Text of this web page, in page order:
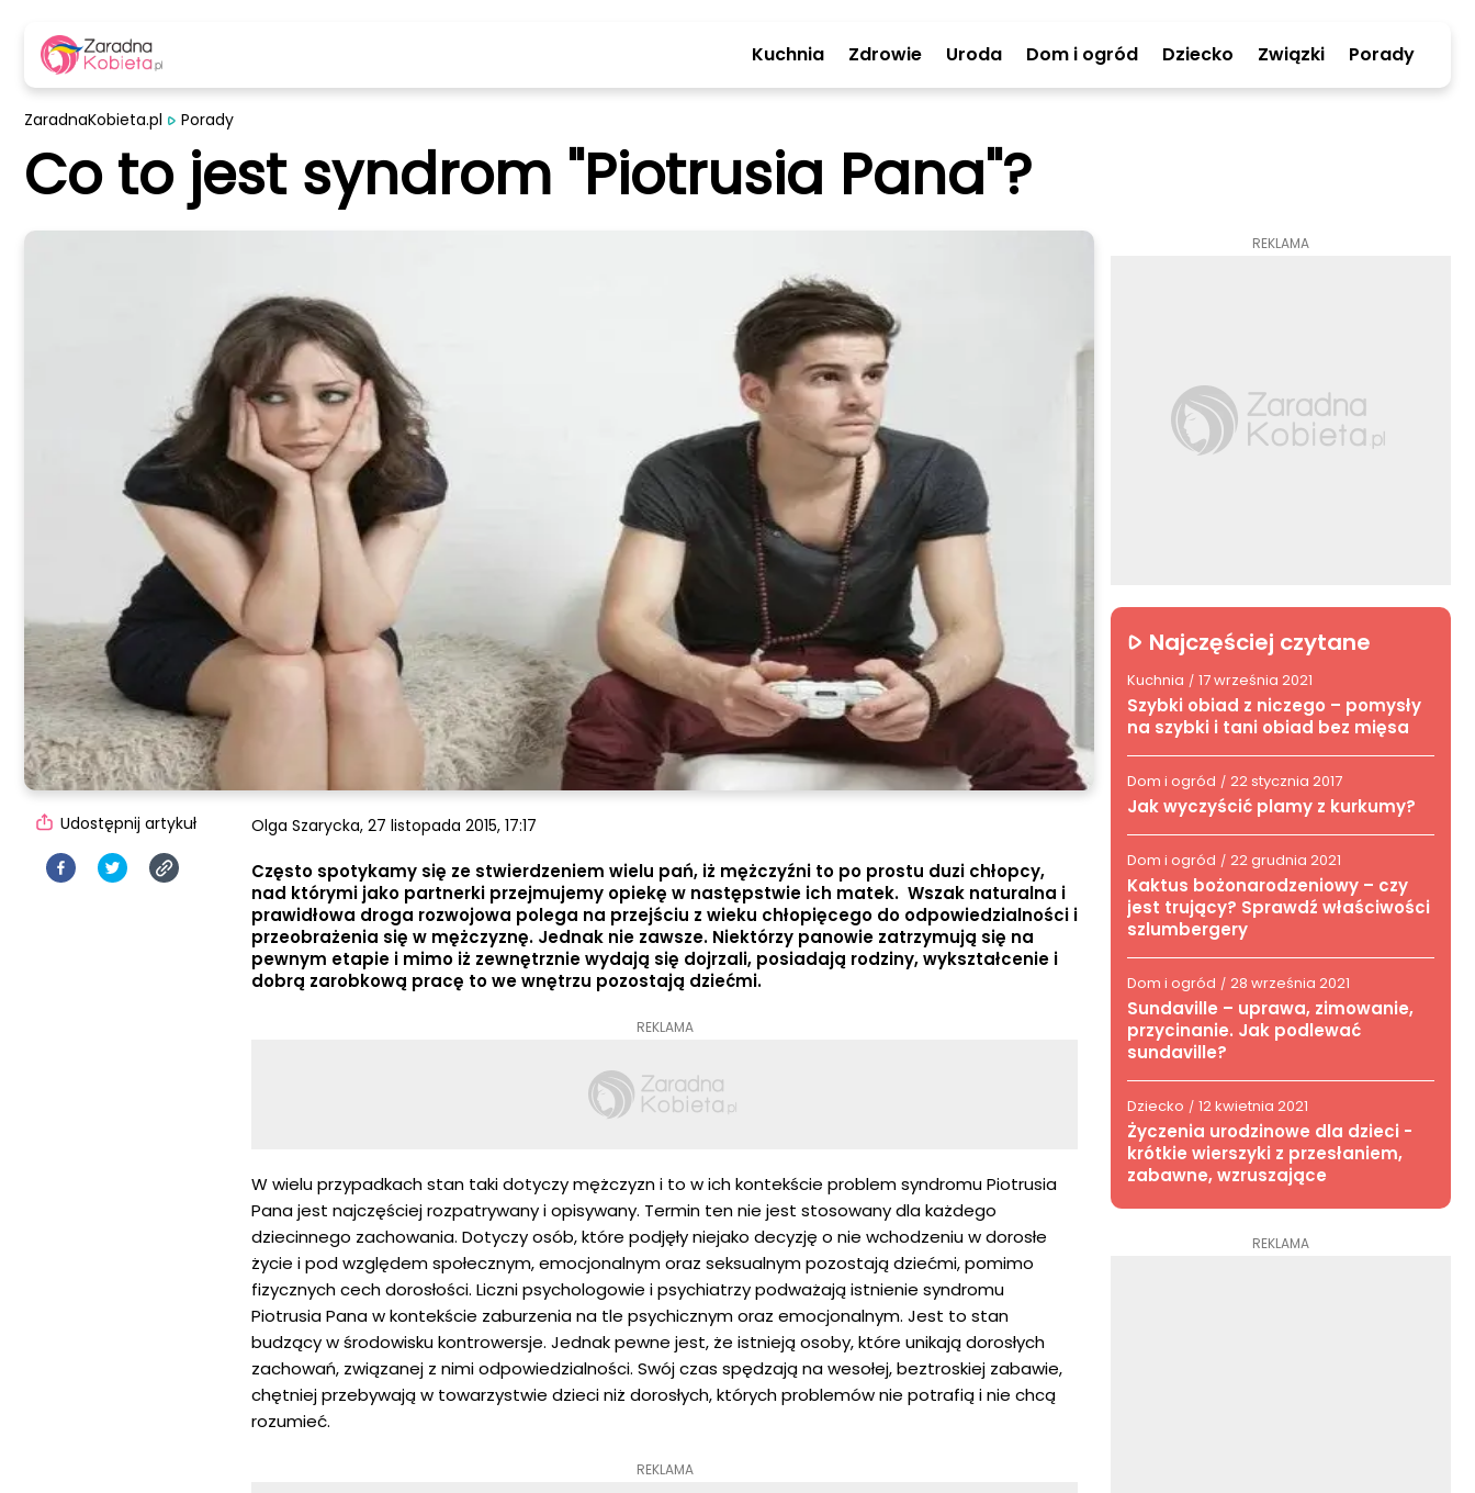
Kuchnia Zdrowie Uroda Dom i ogród Dziecko Związki Porady
ZaradnaKobieta.pl Porady
Co to jest syndrom "Piotrusia Pana"?
Olga Szarycka, 27 listopada 2015, 17:17
Często spotykamy się ze stwierdzeniem wielu pań, iż mężczyźni to po prostu duzi chłopcy,
nad którymi jako partnerki przejmujemy opiekę w następstwie ich matek. Wszak naturalna i
prawidłowa droga rozwojowa polega na przejściu z wieku chłopięcego do odpowiedzialności i
przeobrażenia się w mężczyznę. Jednak nie zawsze. Niektórzy panowie zatrzymują się na
pewnym etapie i mimo iż zewnętrznie wydają się dojrzali, posiadają rodziny, wykształcenie i
dobrą zarobkową pracę to we wnętrzu pozostają dziećmi.
REKLAMA
W wielu przypadkach stan taki dotyczy mężczyzn i to w ich kontekście problem syndromu Piotrusia
Pana jest najczęściej rozpatrywany i opisywany. Termin ten nie jest stosowany dla każdego
dziecinnego zachowania. Dotyczy osób, które podjęły niejako decyzję o nie wchodzeniu w dorosłe
życie i pod względem społecznym, emocjonalnym oraz seksualnym pozostają dziećmi, pomimo
fizycznych cech dorosłości. Liczni psychologowie i psychiatrzy podważają istnienie syndromu
Piotrusia Pana w kontekście zaburzenia na tle psychicznym oraz emocjonalnym. Jest to stan
budzący w środowisku kontrowersje. Jednak pewne jest, że istnieją osoby, które unikają dorosłych
zachowań, związanej z nimi odpowiedzialności. Swój czas spędzają na wesołej, beztroskiej zabawie,
chętniej przebywają w towarzystwie dzieci niż dorosłych, których problemów nie potrafią i nie chcą
rozumieć.
REKLAMA
Udostępnij artykuł
REKLAMA
Najczęściej czytane
Kuchnia / 17 września 2021
Szybki obiad z niczego – pomysły
na szybki i tani obiad bez mięsa
Dom i ogród / 22 stycznia 2017
Jak wyczyścić plamy z kurkumy?
Dom i ogród / 22 grudnia 2021
Kaktus bożonarodzeniowy – czy
jest trujący? Sprawdź właściwości
szlumbergery
Dom i ogród / 28 września 2021
Sundaville – uprawa, zimowanie,
przycinanie. Jak podlewać
sundaville?
Dziecko / 12 kwietnia 2021
Życzenia urodzinowe dla dzieci -
krótkie wierszyki z przesłaniem,
zabawne, wzruszające
REKLAMA